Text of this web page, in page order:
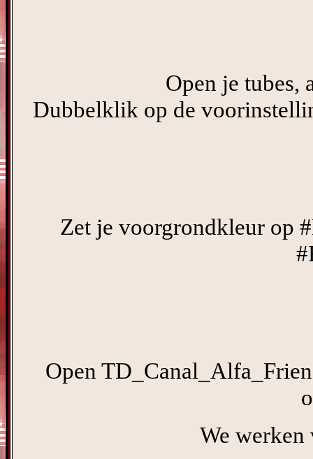
Open je tubes,
Dubbelklik op de
Zet je voorgrondkleur op
Open
We werken